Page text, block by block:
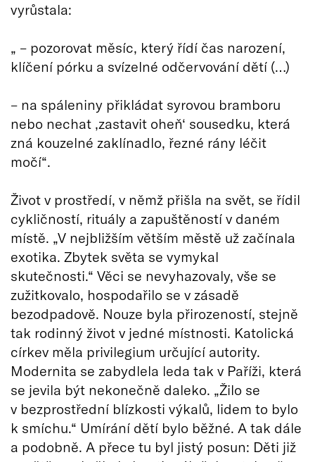
vyrůstala:
„ – pozorovat měsíc, který řídí čas narození,
klíčení pórku a svízelné odčervování dětí (…)
– na spáleniny přikládat syrovou bramboru
nebo nechat ‚zastavit oheň‘ sousedku, která
zná kouzelné zaklínadlo, řezné rány léčit
močí“.
Život v prostředí, v němž přišla na svět, se řídil
cykličností, rituály a zapuštěností v daném
místě. „V nejbližším větším městě už začínala
exotika. Zbytek světa se vymykal
skutečnosti.“ Věci se nevyhazovaly, vše se
zužitkovalo, hospodařilo se v zásadě
bezodpadově. Nouze byla přirozeností, stejně
tak rodinný život v jedné místnosti. Katolická
církev měla privilegium určující autority.
Modernita se zabydlela leda tak v Paříži, která
se jevila být nekonečně daleko. „Žilo se
v bezprostřední blízkosti výkalů, lidem to bylo
k smíchu.“ Umírání dětí bylo běžné. A tak dále
a podobně. A přece tu byl jistý posun: Děti již